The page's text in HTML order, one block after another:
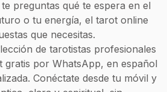
preguntas qué te espera en el
o tu energía, el tarot online
que necesitas.
de tarotistas profesionales
gratis por WhatsApp, en español
Conéctate desde tu móvil y